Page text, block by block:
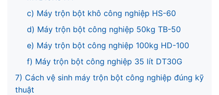
c) Máy trộn bột khô công nghiệp HS-60
d) Máy trộn bột công nghiệp 50kg TB-50
e) Máy trộn bột công nghiệp 100kg HD-100
f) Máy trộn bột công nghiệp 35 lít DT30G
7) Cách vệ sinh máy trộn bột công nghiệp đúng kỹ
thuật